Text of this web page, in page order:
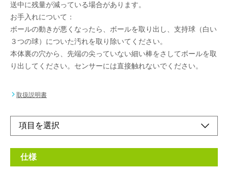
送中に残量が減っている場合があります。
お手入れについて：
ボールの動きが悪くなったら、ボールを取り出し、支持球（白い
３つの球）についた汚れを取り除いてください。
本体裏の穴から、先端の尖っていない細い棒をさしてボールを取
り出してください。センサーには直接触れないでください。
取扱説明書
仕様